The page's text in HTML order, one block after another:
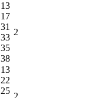
13
17
31
33
35
38
2
13
22
25
2